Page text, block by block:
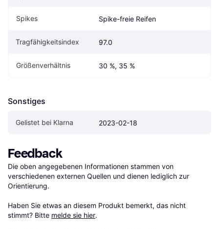
Spikes Spike-freie Reifen
Tragfähigkeitsindex 97.0
Größenverhältnis 30 %, 35 %
Sonstiges
Gelistet bei Klarna 2023-02-18
Feedback
Die oben angegebenen Informationen stammen von
verschiedenen externen Quellen und dienen lediglich zur
Orientierung.
Haben Sie etwas an diesem Produkt bemerkt, das nicht
stimmt? Bitte melde sie hier.